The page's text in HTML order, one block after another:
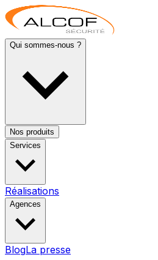
Qui sommes-nous ?
Nos produits
Services
Réalisations
Agences
BlogLa presse